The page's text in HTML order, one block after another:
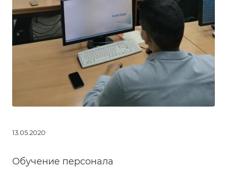
13.05.2020
Обучение персонала